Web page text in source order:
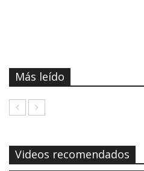
Más leído
Videos recomendados